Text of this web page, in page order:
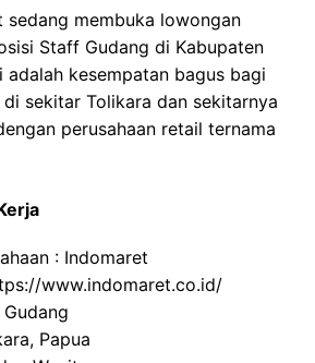
sedang membuka lowongan
Staff Gudang di Kabupaten
adalah kesempatan bagus bagi
sekitar Tolikara dan sekitarnya
perusahaan retail ternama
: Indomaret
www.indomaret.co.id/
Papua